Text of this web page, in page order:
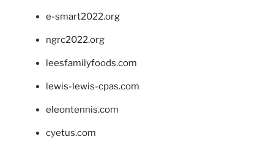
e-smart2022.org
ngrc2022.org
leesfamilyfoods.com
lewis-lewis-cpas.com
eleontennis.com
cyetus.com